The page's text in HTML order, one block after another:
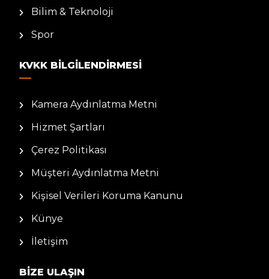
Bilim & Teknoloji
Spor
KVKK BILGILENDIRMESI
Kamera Aydınlatma Metni
Hizmet Şartları
Çerez Politikası
Müşteri Aydınlatma Metni
Kişisel Verileri Koruma Kanunu
Künye
İletişim
BIZE ULAŞIN